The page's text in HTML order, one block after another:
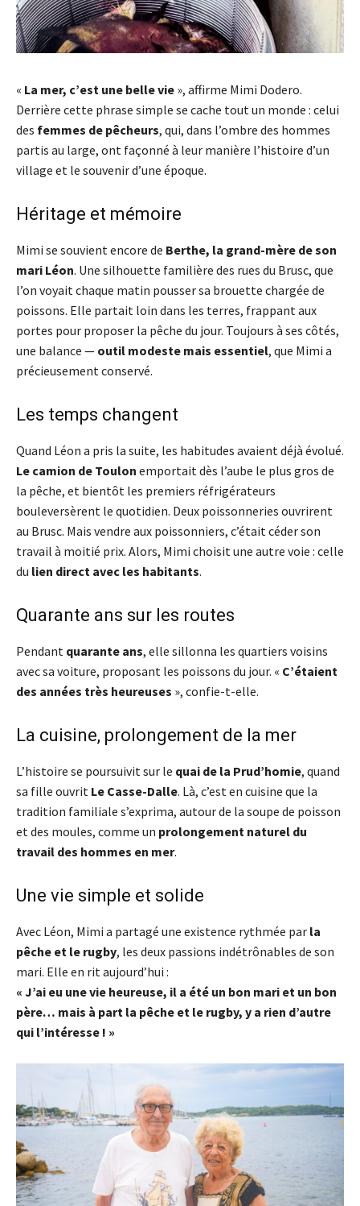
« La mer, c’est une belle vie », affirme Mimi Dodero.
Derrière cette phrase simple se cache tout un monde : celui
des femmes de pêcheurs, qui, dans l’ombre des hommes
partis au large, ont façonné à leur manière l’histoire d’un
village et le souvenir d’une époque.
Héritage et mémoire
Mimi se souvient encore de Berthe, la grand-mère de son
mari Léon. Une silhouette familière des rues du Brusc, que
l’on voyait chaque matin pousser sa brouette chargée de
poissons. Elle partait loin dans les terres, frappant aux
portes pour proposer la pêche du jour. Toujours à ses côtés,
une balance — outil modeste mais essentiel, que Mimi a
précieusement conservé.
Les temps changent
Quand Léon a pris la suite, les habitudes avaient déjà évolué.
Le camion de Toulon emportait dès l’aube le plus gros de
la pêche, et bientôt les premiers réfrigérateurs
bouleversèrent le quotidien. Deux poissonneries ouvrirent
au Brusc. Mais vendre aux poissonniers, c’était céder son
travail à moitié prix. Alors, Mimi choisit une autre voie : celle
du lien direct avec les habitants.
Quarante ans sur les routes
Pendant quarante ans, elle sillonna les quartiers voisins
avec sa voiture, proposant les poissons du jour. « C’étaient
des années très heureuses », confie-t-elle.
La cuisine, prolongement de la mer
L’histoire se poursuivit sur le quai de la Prud’homie, quand
sa fille ouvrit Le Casse-Dalle. Là, c’est en cuisine que la
tradition familiale s’exprima, autour de la soupe de poisson
et des moules, comme un prolongement naturel du
travail des hommes en mer.
Une vie simple et solide
Avec Léon, Mimi a partagé une existence rythmée par la
pêche et le rugby, les deux passions indétrônables de son
mari. Elle en rit aujourd’hui :
« J’ai eu une vie heureuse, il a été un bon mari et un bon
père… mais à part la pêche et le rugby, y a rien d’autre
qui l’intéresse ! »